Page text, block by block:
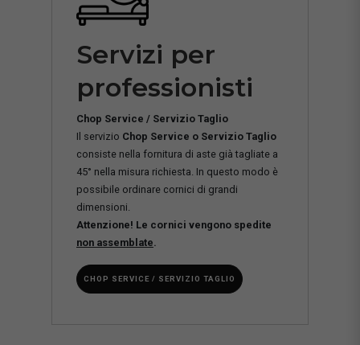
Servizi per
professionisti
Chop Service / Servizio Taglio
Il servizio Chop Service o Servizio Taglio
consiste nella fornitura di aste già tagliate a
45° nella misura richiesta. In questo modo è
possibile ordinare cornici di grandi
dimensioni.
Attenzione! Le cornici vengono spedite
non assemblate
CHOP SERVICE / SERVIZIO TAGLIO